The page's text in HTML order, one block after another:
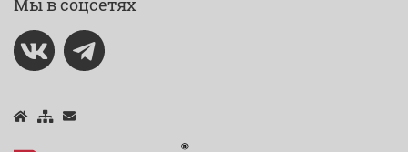
Мы в соцсетях